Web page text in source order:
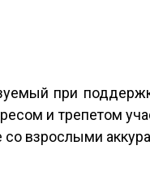
при
и трепетом
взрослыми